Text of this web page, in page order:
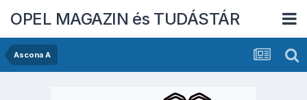
OPEL MAGAZIN és TUDÁSTÁR
Ascona A